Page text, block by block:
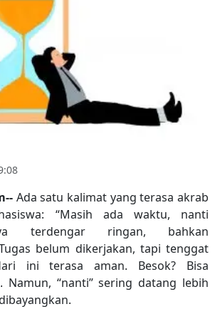
Ada satu kalimat yang terasa akrab
“Masih ada waktu, nanti
terdengar ringan, bahkan
belum dikerjakan, tapi tenggat
ini terasa aman. Besok? Bisa
Namun, “nanti” sering datang lebih